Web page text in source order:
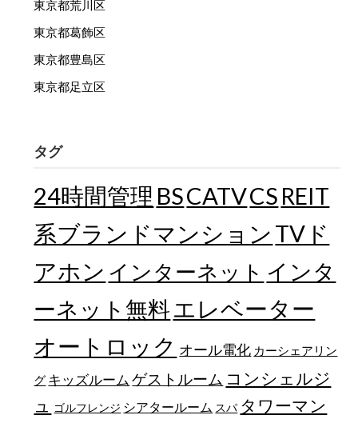
東京都荒川区
東京都葛飾区
東京都豊島区
東京都足立区
タグ
24時間管理 BSCATVCS REIT
系ブランドマンション TVド
アホン インターネット インタ
ーネット無料エレベーター
オートロック オール電化 カーシェアリン
グ キッズルーム ゲストルーム コンシェルジ
ュ
ゴルフレンジ シアタールーム スパ タワーマン